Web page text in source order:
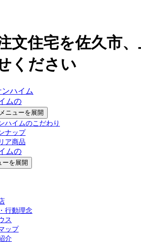
文住宅を佐久市
ください
ムの
ニューを展開
ハイムのこだわり
ナップ
ア商品
ムの
ーを展開
行動理念
ス
ップ
介